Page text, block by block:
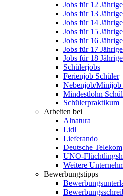
Jobs für 12 Jährige
Jobs für 13 Jährige
Jobs für 14 Jährige
Jobs für 15 Jährige
Jobs für 16 Jährige
Jobs für 17 Jährige
Jobs für 18 Jährige
Schülerjobs
Ferienjob Schüler
Nebenjob/Minijob
Mindestlohn
Schülerpraktikum
Arbeiten bei
Alnatura
Lidl
Lieferando
Deutsche Telekom
UNO-
Weitere
Bewerbungstipps